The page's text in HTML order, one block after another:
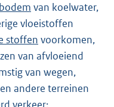
bodem van koelwater,
vloeistoffen
stoffen voorkomen,
van afvloeiend
van wegen,
andere terreinen